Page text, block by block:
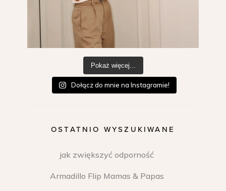
Pokaż więcej...
Dołącz do mnie na Instagramie!
OSTATNIO WYSZUKIWANE
jak zwiększyć odporność
Armadillo Flip Mamas & Papas